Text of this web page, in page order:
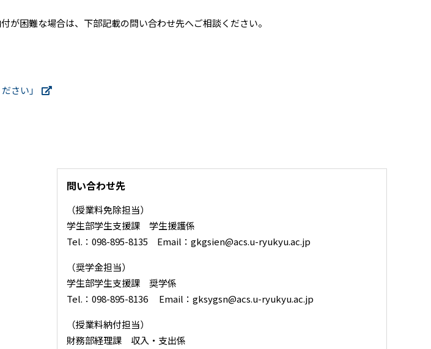
困難な場合は、下部記載の問い合わせ先へご相談ください。
さい」
問い合わせ先
（授業料免除担当）
学生部学生支援課 学生援護係
Tel.：098-895-8135 Email：gkgsien@acs.u-ryukyu.ac.jp
（奨学金担当）
学生部学生支援課 奨学係
Tel.：098-895-8136 Email：gksygsn@acs.u-ryukyu.ac.jp
（授業料納付担当）
財務部経理課 収入・支出係